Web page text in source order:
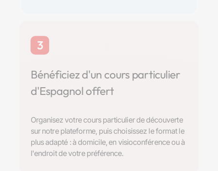
3
Bénéficiez d'un cours particulier
d'Espagnol offert
Organisez votre cours particulier de découverte
sur notre plateforme, puis choisissez le format le
plus adapté : à domicile, en visioconférence ou à
l'endroit de votre préférence.